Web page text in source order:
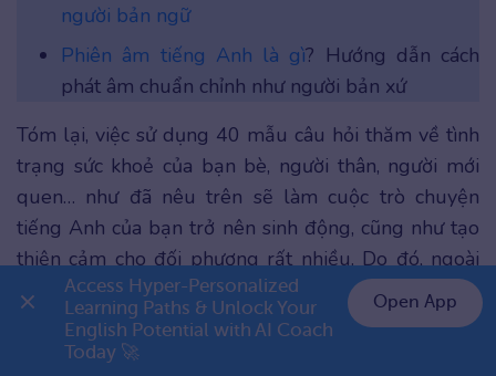
người bản ngữ
Phiên âm tiếng Anh là gì? Hướng dẫn cách
phát âm chuẩn chỉnh như người bản xứ
Tóm lại, việc sử dụng 40 mẫu câu hỏi thăm về tình
trạng sức khoẻ của bạn bè, người thân, người mới
quen… như đã nêu trên sẽ làm cuộc trò chuyện
tiếng Anh của bạn trở nên sinh động, cũng như tạo
thiện cảm cho đối phương rất nhiều. Do đó, ngoài
sự luyện tập những câu thoại thay thế câu hỏi “How
are you?” như đã nêu trên, hãy rinh ngay app luyện
nói tiếng Anh và theo dõi bài viết tại
👉 Premium 1 năm chỉ 999K
Access Hyper-Personalized
Learning Paths & Unlock Your
English Potential with AI Coach
Today 🚀
Open App